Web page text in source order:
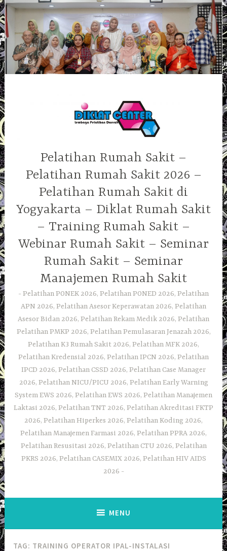
Skip
to
content
Pelatihan Rumah Sakit –
Pelatihan Rumah Sakit 2026 –
Pelatihan Rumah Sakit di
Yogyakarta – Diklat Rumah Sakit
– Training Rumah Sakit –
Webinar Rumah Sakit – Seminar
Rumah Sakit – Seminar
Manajemen Rumah Sakit
Pelatihan PONEK 2026, Pelatihan PONED 2026, Pelatihan
APN 2026, Pelatihan Asesor Keperawatan 2026, Pelatihan
Asesor Bidan 2026, Pelatihan Rekam Medik 2026, Pelatihan
Pelatihan PMKP 2026, Pelatihan Pemulasaran Jenazah 2026,
Pelatihan K3 Rumah Sakit 2026, Pelatihan MFK 2026,
Pelatihan Kredensial 2026, Pelatihan IPCN 2026, Pelatihan
IPCD 2026, Pelatihan CSSD 2026, Pelatihan Case Manager
2026, Pelatihan NICU/PICU 2026, Pelatihan Early Warning
System EWS 2026, Pelatihan EWS 2026, Pelatihan Manajemen
Laktasi 2026, Pelatihan TNT 2026, Pelatihan Akreditasi FKTP
2026, Pelatihan Hiperkes 2026, Pelatihan Koding 2026,
Pelatihan Manajemen Farmasi 2026, Pelatihan PPRA 2026,
Pelatihan Resusitasi 2026, Pelatihan CTU 2026, Pelatihan
PKRS 2026, Pelatihan CASEMIX 2026, Pelatihan HIV AIDS
2026
MENU
TAG: TRAINING OPERATOR IPAL-INSTALASI